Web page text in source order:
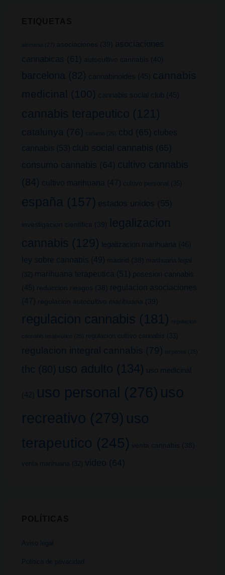
alemania (27) asociaciones (39)
asociaciones
cannabicas (61) autocultivo cannabis (40)
barcelona (82) cannabinoides (45) cannabis
medicinal (100) cannabis social club (45)
cannabis terapeutico (121)
catalunya (76) cañamo (26) cbd (65) clubes
cannabis (53) club social cannabis (65)
consumo cannabis (64) cultivo cannabis
(84) cultivo marihuana (47) cultivo personal (35)
españa (157) estados unidos (55)
investigacion cientifica (39)
legalizacion
cannabis (129) legalizacion marihuana (46)
ley sobre cannabis (49) madrid (38)
marihuana legal
(32)
marihuana terapeutica (51) posesion cannabis
(45) reduccion riesgos (38)
regulacion asociaciones
(47) regulacion autocultivo marihuana (39)
regulacion cannabis (181) regulacion
cannabis terapeutico (25) regulacion cultivo cannabis (33)
regulacion integral cannabis (79) terpenos (25)
thc (80) uso adulto (134) uso medicinal
(42) uso personal (276) uso
recreativo (279) uso
terapeutico (245) venta cannabis (38)
venta marihuana (32) video (64)
Aviso legal
Política de privacidad